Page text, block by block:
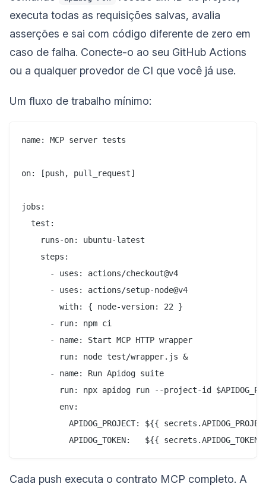
executa todas as requisições salvas, avalia
asserções e sai com código diferente de zero em
caso de falha. Conecte-o ao seu GitHub Actions
ou a qualquer provedor de CI que você já use.
Um fluxo de trabalho mínimo:
name: MCP server tests
on: [push, pull_request]
jobs:
  test:
    runs-on: ubuntu-latest
    steps:
      - uses: actions/checkout@v4
      - uses: actions/setup-node@v4
        with: { node-version: 22 }
      - run: npm ci
      - name: Start MCP HTTP wrapper
        run: node test/wrapper.js &
      - name: Run Apidog suite
run: npx apidog run --project-id
        env:
APIDOG_PROJECT: ${{
Cada push executa o contrato MCP completo. A